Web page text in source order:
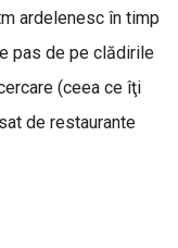
ardelenesc în timp
pas de pe clădirile
(ceea ce îţi
de restaurante